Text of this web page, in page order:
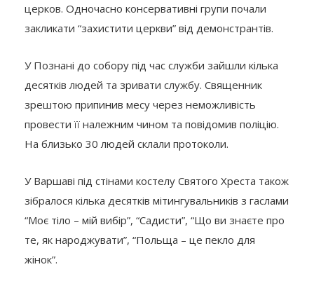
церков. Одночасно консервативні групи почали
закликати “захистити церкви” від демонстрантів.
У Познані до собору під час служби зайшли кілька
десятків людей та зривати службу. Священник
зрештою припинив месу через неможливість
провести її належним чином та повідомив поліцію.
На близько 30 людей склали протоколи.
У Варшаві під стінами костелу Святого Хреста також
зібралося кілька десятків мітингувальників з гаслами
“Моє тіло – мій вибір”, “Садисти”, “Що ви знаєте про
те, як народжувати”, “Польща – це пекло для
жінок”.